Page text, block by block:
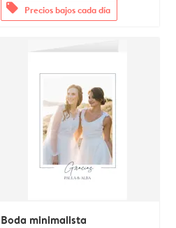
offers Precios bajos cada día
Boda minimalista